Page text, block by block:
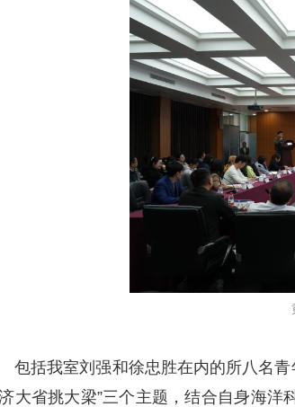
包括我室刘强和徐忠胜在内的所八名青
大省挑大梁”三个主题，结合自身海洋